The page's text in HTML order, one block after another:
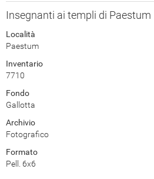
Insegnanti ai templi di Paestum
Località
Paestum
Inventario
7710
Fondo
Gallotta
Archivio
Fotografico
Formato
Pell. 6x6